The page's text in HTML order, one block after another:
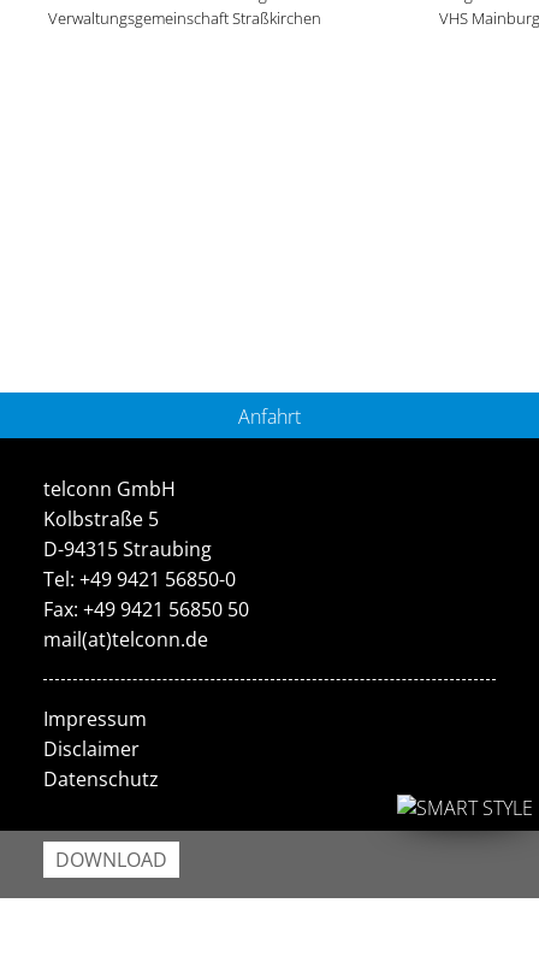
Verwaltungsgemeinschaft Straßkirchen
VHS Mainburg
Anfahrt
telconn GmbH
Kolbstraße 5
D-94315 Straubing
Tel: +49 9421 56850-0
Fax: +49 9421 56850 50
mail(at)telconn.de
Impressum
Disclaimer
Datenschutz
DOWNLOAD